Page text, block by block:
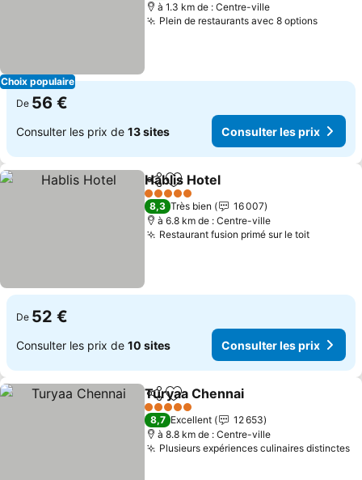
Choix populaire
à 1.3 km de : Centre-ville
Plein de restaurants avec 8 options
De 56 €
Consulter les prix de 13 sites Consulter les prix
PartagerAjouter à mes favoris
Hablis Hotel
5 Étoiles
8,3 Très bien
16 007
à 6.8 km de : Centre-ville
Restaurant fusion primé sur le toit
De 52 €
Consulter les prix de 10 sites Consulter les prix
PartagerAjouter à mes favoris
Turyaa Chennai
5 Étoiles
8,7 Excellent
12 653
à 8.8 km de : Centre-ville
Plusieurs expériences culinaires distinctes